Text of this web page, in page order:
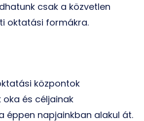
csak a közvetlen
oktatási formákra.
központok
és céljainak
éppen napjainkban alakul át.